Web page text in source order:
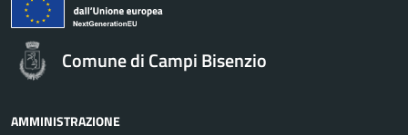
Comune di Campi Bisenzio
AMMINISTRAZIONE